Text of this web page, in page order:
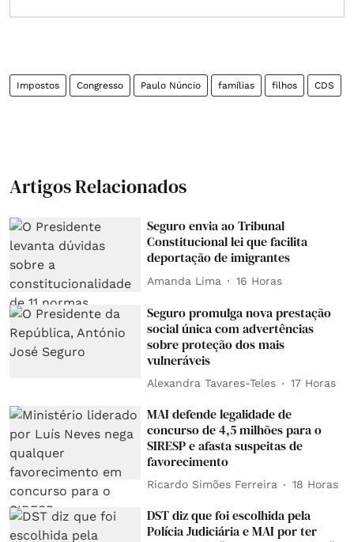
Impostos Congresso Paulo Núncio famílias filhos CDS
Artigos Relacionados
Seguro envia ao Tribunal
Constitucional lei que facilita
deportação de imigrantes
Amanda Lima 16 Horas
Seguro promulga nova prestação
social única com advertências
sobre proteção dos mais
vulneráveis
Alexandra Tavares-Teles 17 Horas
MAI defende legalidade de
concurso de 4,5 milhões para o
SIRESP e afasta suspeitas de
favorecimento
Ricardo Simões Ferreira 18 Horas
DST diz que foi escolhida pela
Polícia Judiciária e MAI por ter